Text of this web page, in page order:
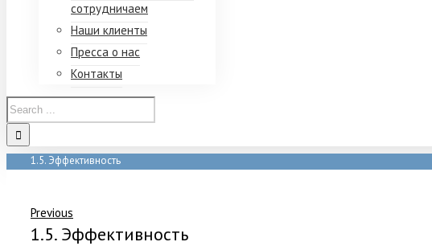
сотрудничаем
Наши клиенты
Пресса о нас
Контакты
1.5. Эффективность
Previous
1.5. Эффективность